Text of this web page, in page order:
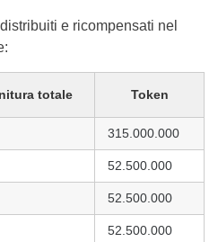
e ricompensati nel
totale Token
315.000.000
52.500.000
52.500.000
52.500.000